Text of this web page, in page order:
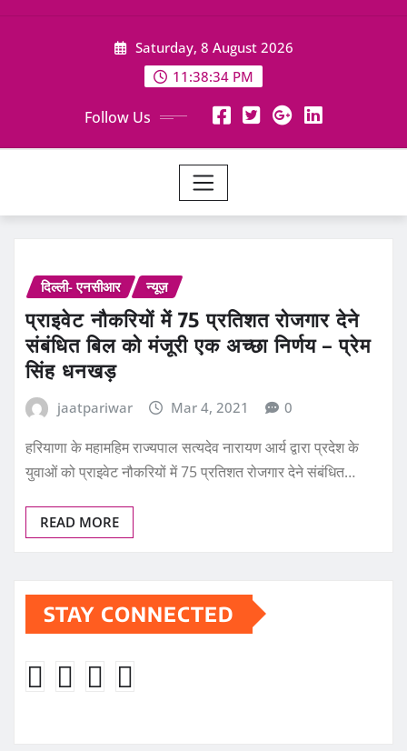
Saturday, 8 August 2026
11:38:34 PM
Follow Us
दिल्ली- एनसीआर न्यूज़
प्राइवेट नौकरियों में 75 प्रतिशत रोजगार देने
संबंधित बिल को मंजूरी एक अच्छा निर्णय – प्रेम
सिंह धनखड़
jaatpariwar Mar 4, 2021 0
हरियाणा के महामहिम राज्यपाल सत्यदेव नारायण आर्य द्वारा प्रदेश के
युवाओं को प्राइवेट नौकरियों में 75 प्रतिशत रोजगार देने संबंधित…
READ MORE
STAY CONNECTED